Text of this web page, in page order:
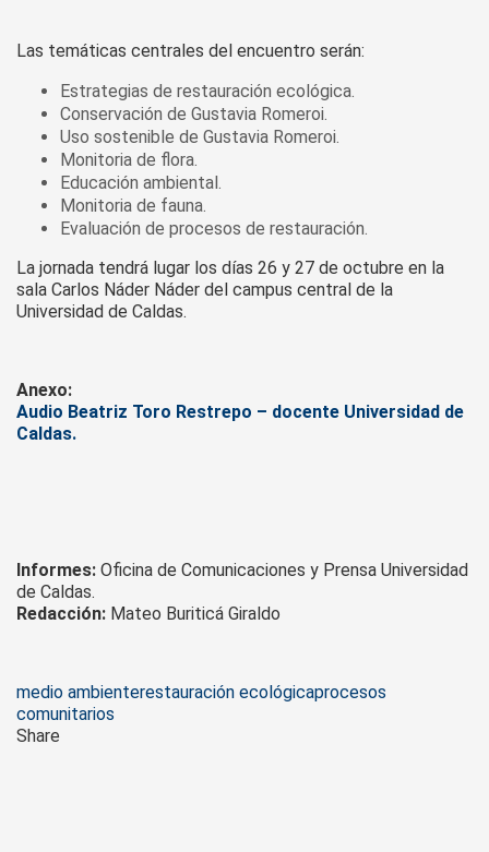
Las temáticas centrales del encuentro serán:
Estrategias de restauración ecológica.
Conservación de Gustavia Romeroi.
Uso sostenible de Gustavia Romeroi.
Monitoria de flora.
Educación ambiental.
Monitoria de fauna.
Evaluación de procesos de restauración.
La jornada tendrá lugar los días 26 y 27 de octubre en la
sala Carlos Náder Náder del campus central de la
Universidad de Caldas.
Anexo:
Audio Beatriz Toro Restrepo – docente Universidad de
Caldas.
Informes: Oficina de Comunicaciones y Prensa Universidad
de Caldas.
Redacción: Mateo Buriticá Giraldo
Tags
medio ambienterestauración ecológicaprocesos
comunitarios
Share